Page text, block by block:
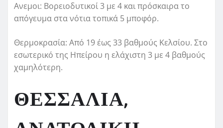
Ανεμοι: Βορειοδυτικοί 3 με 4 και πρόσκαιρα το
απόγευμα στα νότια τοπικά 5 μποφόρ.
Θερμοκρασία: Από 19 έως 33 βαθμούς Κελσίου. Στο
εσωτερικό της Ηπείρου η ελάχιστη 3 με 4 βαθμούς
χαμηλότερη.
ΘΕΣΣΑΛΙΑ,